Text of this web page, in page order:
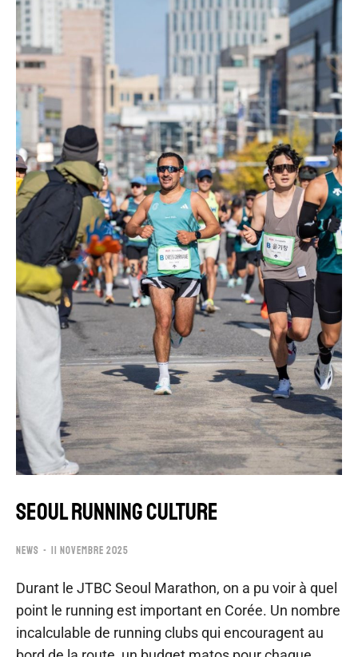
SEOUL RUNNING CULTURE
NEWS 11 NOVEMBRE 2025
Durant le JTBC Seoul Marathon, on a pu voir à quel
point le running est important en Corée. Un nombre
incalculable de running clubs qui encouragent au